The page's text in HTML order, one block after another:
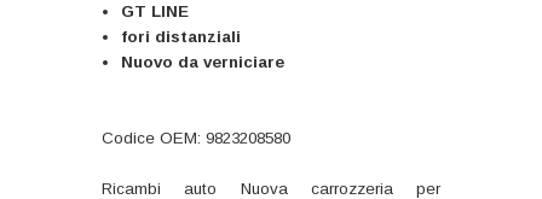
GT LINE
fori distanziali
Nuovo da verniciare
Codice OEM: 9823208580
Ricambi auto Nuova carrozzeria per